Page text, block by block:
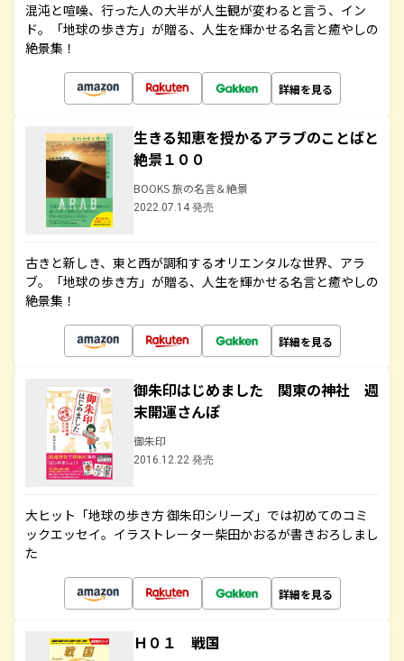
混沌と喧噪、行った人の大半が人生観が変わると言う、イン
ド。「地球の歩き方」が贈る、人生を輝かせる名言と癒やしの
絶景集！
詳細を見る
生きる知恵を授かるアラブのことばと
絶景１００
BOOKS 旅の名言＆絶景
2022.07.14 発売
古きと新しき、東と西が調和するオリエンタルな世界、アラ
ブ。「地球の歩き方」が贈る、人生を輝かせる名言と癒やしの
絶景集！
詳細を見る
御朱印はじめました 関東の神社 週
末開運さんぽ
御朱印
2016.12.22 発売
大ヒット「地球の歩き方 御朱印シリーズ」では初めてのコミ
ックエッセイ。イラストレーター柴田かおるが書きおろしまし
た
詳細を見る
Ｈ０１ 戦国